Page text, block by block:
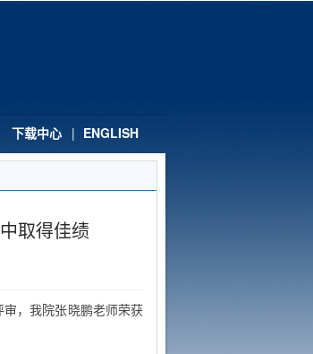
下载中心 | ENGLISH
取得佳绩
，我院张晓鹏老师荣获